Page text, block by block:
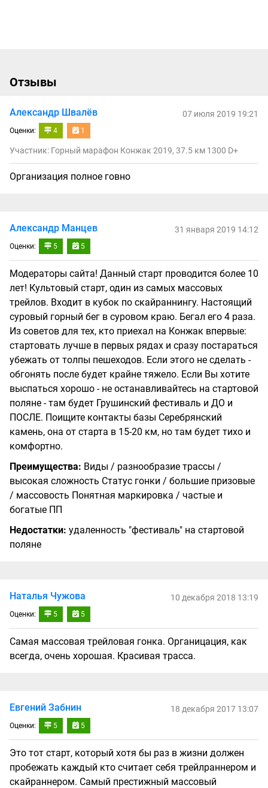
Отзывы
Александр Швалёв
Оценки: 4 1
07 июля 2019 19:21
Участник: Горный марафон Конжак 2019, 37.5 км 1300 D+
Организация полное говно
Александр Манцев
Оценки: 5 5
31 января 2019 14:12
Модераторы сайта! Данный старт проводится более 10
лет! Культовый старт, один из самых массовых
трейлов. Входит в кубок по скайраннингу. Настоящий
суровый горный бег в суровом краю. Бегал его 4 раза.
Из советов для тех, кто приехал на Конжак впервые:
стартовать лучше в первых рядах и сразу постараться
убежать от толпы пешеходов. Если этого не сделать -
обгонять после будет крайне тяжело. Если Вы хотите
выспаться хорошо - не останавливайтесь на стартовой
поляне - там будет Грушинский фестиваль и ДО и
ПОСЛЕ. Поищите контакты базы Серебрянский
камень, она от старта в 15-20 км, но там будет тихо и
комфортно.
Преимущества: Виды / разнообразие трассы /
высокая сложность Статус гонки / большие призовые
/ массовость Понятная маркировка / частые и
богатые ПП
Недостатки: удаленность "фестиваль" на стартовой
поляне
Наталья Чужова
Оценки: 5 5
10 декабря 2018 13:19
Самая массовая трейловая гонка. Органицация, как
всегда, очень хорошая. Красивая трасса.
Евгений Забнин
Оценки: 5 5
18 декабря 2017 13:07
Это тот старт, который хотя бы раз в жизни должен
пробежать каждый кто считает себя трейлраннером и
скайраннером. Самый престижный массовый